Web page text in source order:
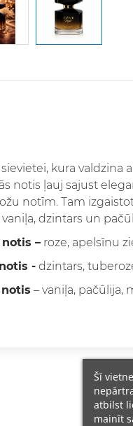
kura valdzina
notis ļauj sajust
notīm. Tam
dzintars un
– roze, apelsīnu
- dzintars,
notis – vaniļa, pačūlija,
Šī
atbilst
mainīt